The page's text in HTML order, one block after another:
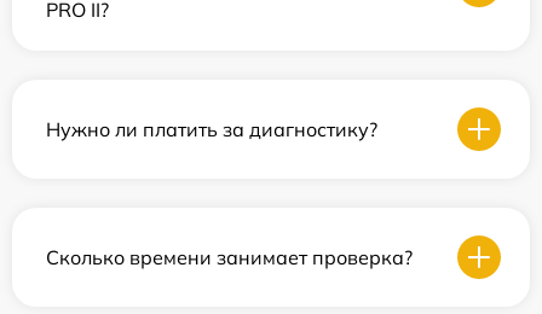
PRO II?
Нужно ли платить за диагностику?
Сколько времени занимает проверка?